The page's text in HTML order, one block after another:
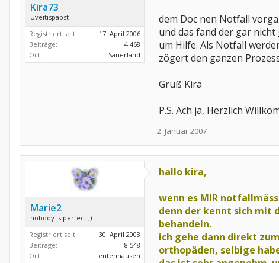
Kira73
Uveitispapst
Registriert seit:
17. April 2006
Beiträge:
4.468
Ort:
Sauerland
dem Doc nen Notfall
und das fand der gar
um Hilfe. Als Notfall
zögert den ganzen
Gruß Kira
P.S. Ach ja, Herzlich
2. Januar 2007
Marie2
nobody is perfect ;)
Registriert seit:
30. April 2003
Beiträge:
8.548
Ort:
entenhausen
hallo kira,
wenn es MIR
denn der kennt sich mit
behandeln.
ich gehe dann direkt
orthopäden, selbige